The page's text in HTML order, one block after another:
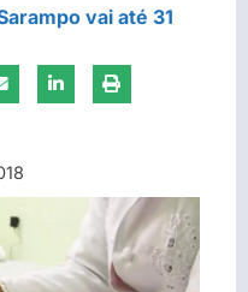
vai até 31